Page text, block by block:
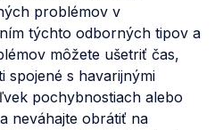
problémov v
týchto odborných tipov a
môžete ušetriť čas,
spojené s havarijnými
pochybnostiach alebo
neváhajte obrátiť na